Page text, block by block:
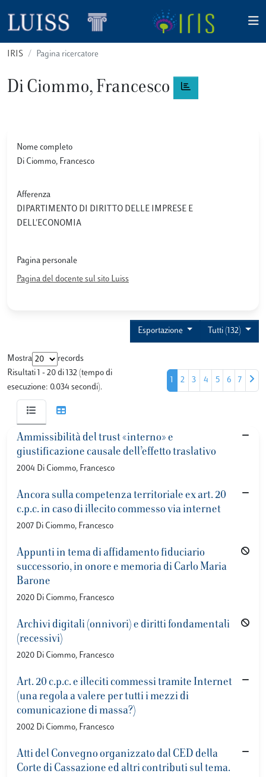
IRIS Pagina ricercatore
Di Ciommo, Francesco
Nome completo
Di Ciommo, Francesco
Afferenza
DIPARTIMENTO DI DIRITTO DELLE IMPRESE E
DELL'ECONOMIA
Pagina personale
Pagina del docente sul sito Luiss
Tutti (132)
Esportazione
Mostra
records
Risultati 1 - 20 di 132 (tempo di
esecuzione: 0.034 secondi).
1 2 3 4 5 6 7
Ammissibilità del trust «interno» e
giustificazione causale dell’effetto traslativo
2004 Di Ciommo, Francesco
Ancora sulla competenza territoriale ex art. 20
c.p.c. in caso di illecito commesso via internet
2007 Di Ciommo, Francesco
Appunti in tema di affidamento fiduciario
successorio, in onore e memoria di Carlo Maria
Barone
2020 Di Ciommo, Francesco
Archivi digitali (onnivori) e diritti fondamentali
(recessivi)
2020 Di Ciommo, Francesco
Art. 20 c.p.c. e illeciti commessi tramite Internet
(una regola a valere per tutti i mezzi di
comunicazione di massa?)
2002 Di Ciommo, Francesco
Atti del Convegno organizzato dal CED della
Corte di Cassazione ed altri contributi sul tema.